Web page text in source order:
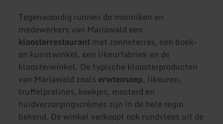
Tegenwoordig runnen de monniken en
medewerkers van Mariawald een
kloosterrestaurant met zonneterras, een boek-
en kunstwinkel, een likeurfabriek en de
kloosterwinkel. De typische kloosterproducten
van Mariawald zoals erwtensoep, likeuren,
truffelpralines, koekjes, mosterd en
huidverzorgingscrèmes zijn in de hele regio
bekend. De winkel verkoopt ook rundvlees uit de